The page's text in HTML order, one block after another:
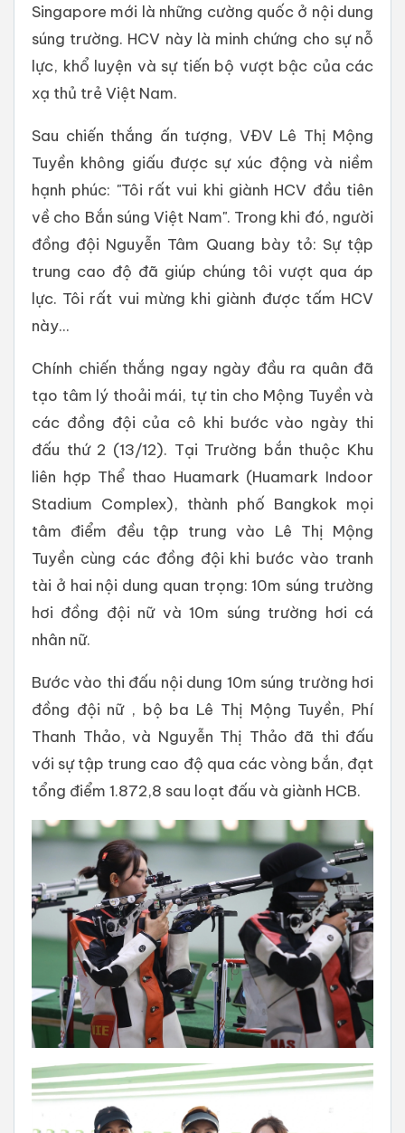
Singapore mới là những cường quốc ở nội dung
súng trường. HCV này là minh chứng cho sự nỗ
lực, khổ luyện và sự tiến bộ vượt bậc của các
xạ thủ trẻ Việt Nam.
Sau chiến thắng ấn tượng, VĐV Lê Thị Mộng
Tuyền không giấu được sự xúc động và niềm
hạnh phúc: "Tôi rất vui khi giành HCV đầu tiên
về cho Bắn súng Việt Nam". Trong khi đó, người
đồng đội Nguyễn Tâm Quang bày tỏ: Sự tập
trung cao độ đã giúp chúng tôi vượt qua áp
lực. Tôi rất vui mừng khi giành được tấm HCV
này...
Chính chiến thắng ngay ngày đầu ra quân đã
tạo tâm lý thoải mái, tự tin cho Mộng Tuyền và
các đồng đội của cô khi bước vào ngày thi
đấu thứ 2 (13/12). Tại Trường bắn thuộc Khu
liên hợp Thể thao Huamark (Huamark Indoor
Stadium Complex), thành phố Bangkok mọi
tâm điểm đều tập trung vào Lê Thị Mộng
Tuyền cùng các đồng đội khi bước vào tranh
tài ở hai nội dung quan trọng: 10m súng trường
hơi đồng đội nữ và 10m súng trường hơi cá
nhân nữ.
Bước vào thi đấu nội dung 10m súng trường hơi
đồng đội nữ , bộ ba Lê Thị Mộng Tuyền, Phí
Thanh Thảo, và Nguyễn Thị Thảo đã thi đấu
với sự tập trung cao độ qua các vòng bắn, đạt
tổng điểm 1.872,8 sau loạt đấu và giành HCB.